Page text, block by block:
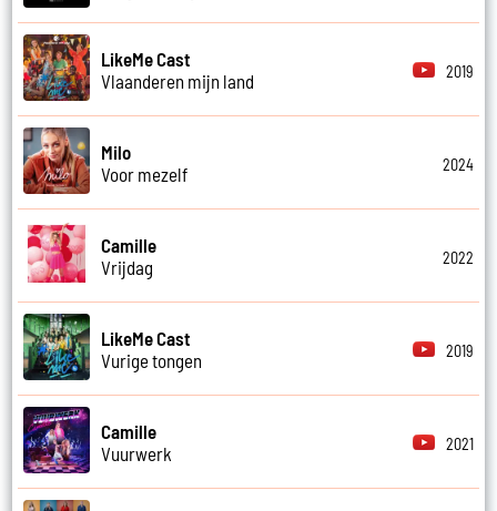
LikeMe Cast
Vlaanderen mijn land
2019
Milo
Voor mezelf
2024
Camille
Vrijdag
2022
LikeMe Cast
Vurige tongen
2019
Camille
Vuurwerk
2021